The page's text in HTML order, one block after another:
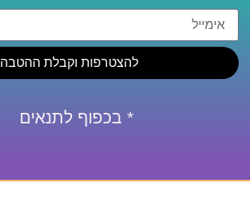
להצטרפות וקבלת ההטבה
* בכפוף לתנאים